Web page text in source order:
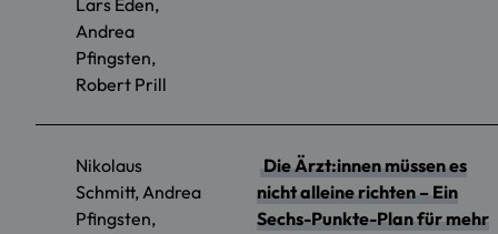
Andrea
Pfingsten,
Robert Prill
Nikolaus
Schmitt, Andrea
Pfingsten,
Die Ärzt:innen müssen es
nicht alleine richten – Ein
Sechs-Punkte-Plan für mehr